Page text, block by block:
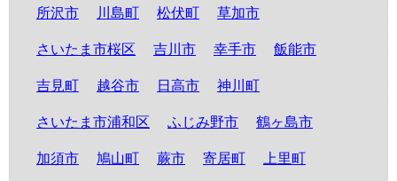
所沢市 川島町 松伏町 草加市
さいたま市桜区 吉川市 幸手市 飯能市
吉見町 越谷市 日高市 神川町
さいたま市浦和区 ふじみ野市 鶴ヶ島市
加須市 鳩山町 蕨市 寄居町 上里町